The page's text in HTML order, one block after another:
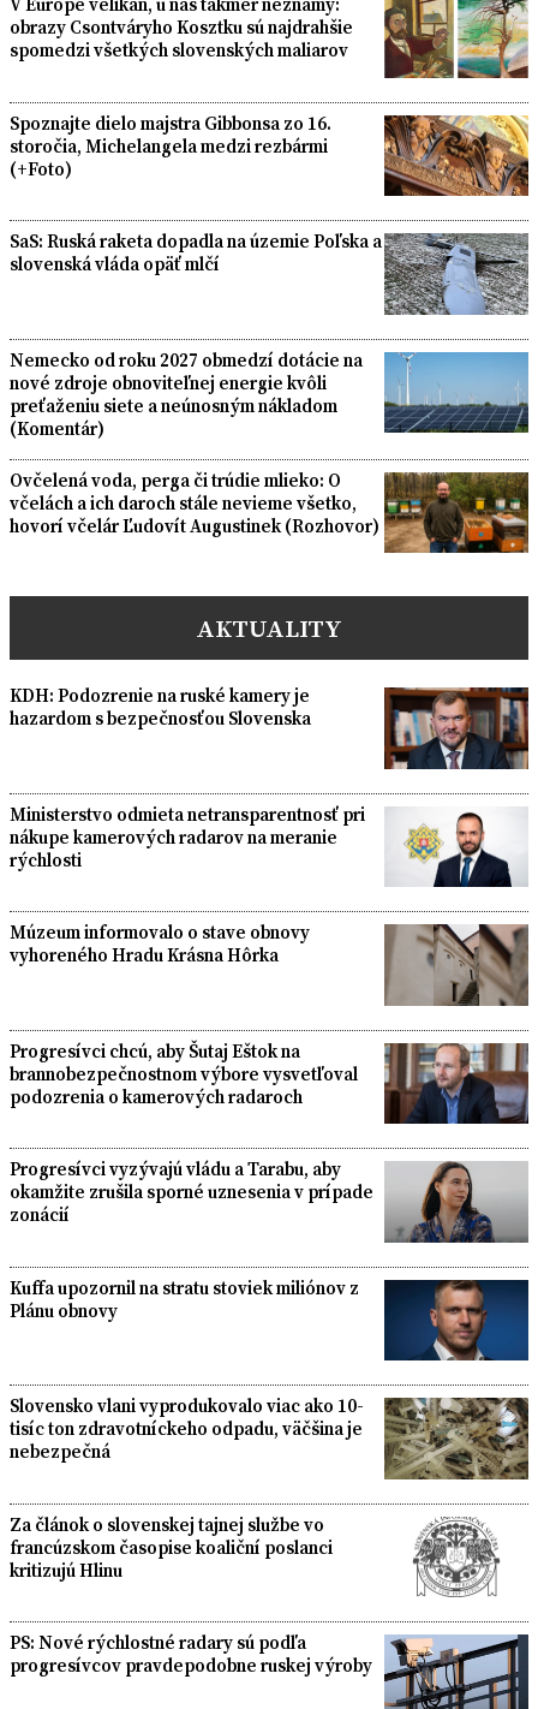
obrazy Csontváryho Kosztku sú najdrahšie
spomedzi všetkých slovenských maliarov
Spoznajte dielo majstra Gibbonsa zo 16.
storočia, Michelangela medzi rezbármi
(+Foto)
SaS: Ruská raketa dopadla na územie Poľska a
slovenská vláda opäť mlčí
Nemecko od roku 2027 obmedzí dotácie na
nové zdroje obnoviteľnej energie kvôli
preťaženiu siete a neúnosným nákladom
(Komentár)
Ovčelená voda, perga či trúdie mlieko: O
včelách a ich daroch stále nevieme všetko,
hovorí včelár Ľudovít Augustinek (Rozhovor)
AKTUALITY
KDH: Podozrenie na ruské kamery je
hazardom s bezpečnosťou Slovenska
Ministerstvo odmieta netransparentnosť pri
nákupe kamerových radarov na meranie
rýchlosti
Múzeum informovalo o stave obnovy
vyhoreného Hradu Krásna Hôrka
Progresívci chcú, aby Šutaj Eštok na
brannobezpečnostnom výbore vysvetľoval
podozrenia o kamerových radaroch
Progresívci vyzývajú vládu a Tarabu, aby
okamžite zrušila sporné uznesenia v prípade
zonácií
Kuffa upozornil na stratu stoviek miliónov z
Plánu obnovy
Slovensko vlani vyprodukovalo viac ako 10-
tisíc ton zdravotníckeho odpadu, väčšina je
nebezpečná
Za článok o slovenskej tajnej službe vo
francúzskom časopise koaliční poslanci
kritizujú Hlinu
PS: Nové rýchlostné radary sú podľa
progresívcov pravdepodobne ruskej výroby